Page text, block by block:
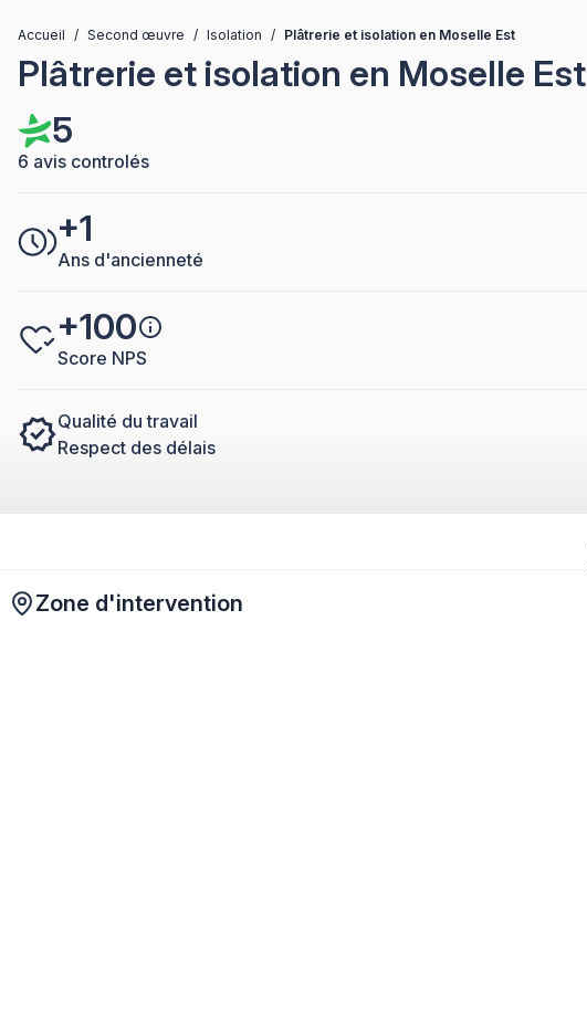
Accueil / Second œuvre / Isolation / Plâtrerie et isolation en Moselle Est
Plâtrerie et isolation en Moselle Est
5
6 avis controlés
+1
Ans d'ancienneté
+100
Score NPS
Qualité du travail
Respect des délais
Zone d'intervention